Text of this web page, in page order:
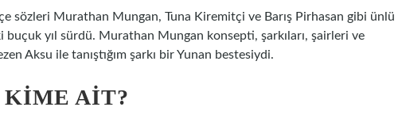
sözleri Murathan Mungan, Tuna Kiremitçi ve Barış Pirhasan gibi ünlü
buçuk yıl sürdü. Murathan Mungan konsepti, şarkıları, şairleri ve
Aksu ile tanıştığım şarkı bir Yunan bestesiydi.
KIME AIT?